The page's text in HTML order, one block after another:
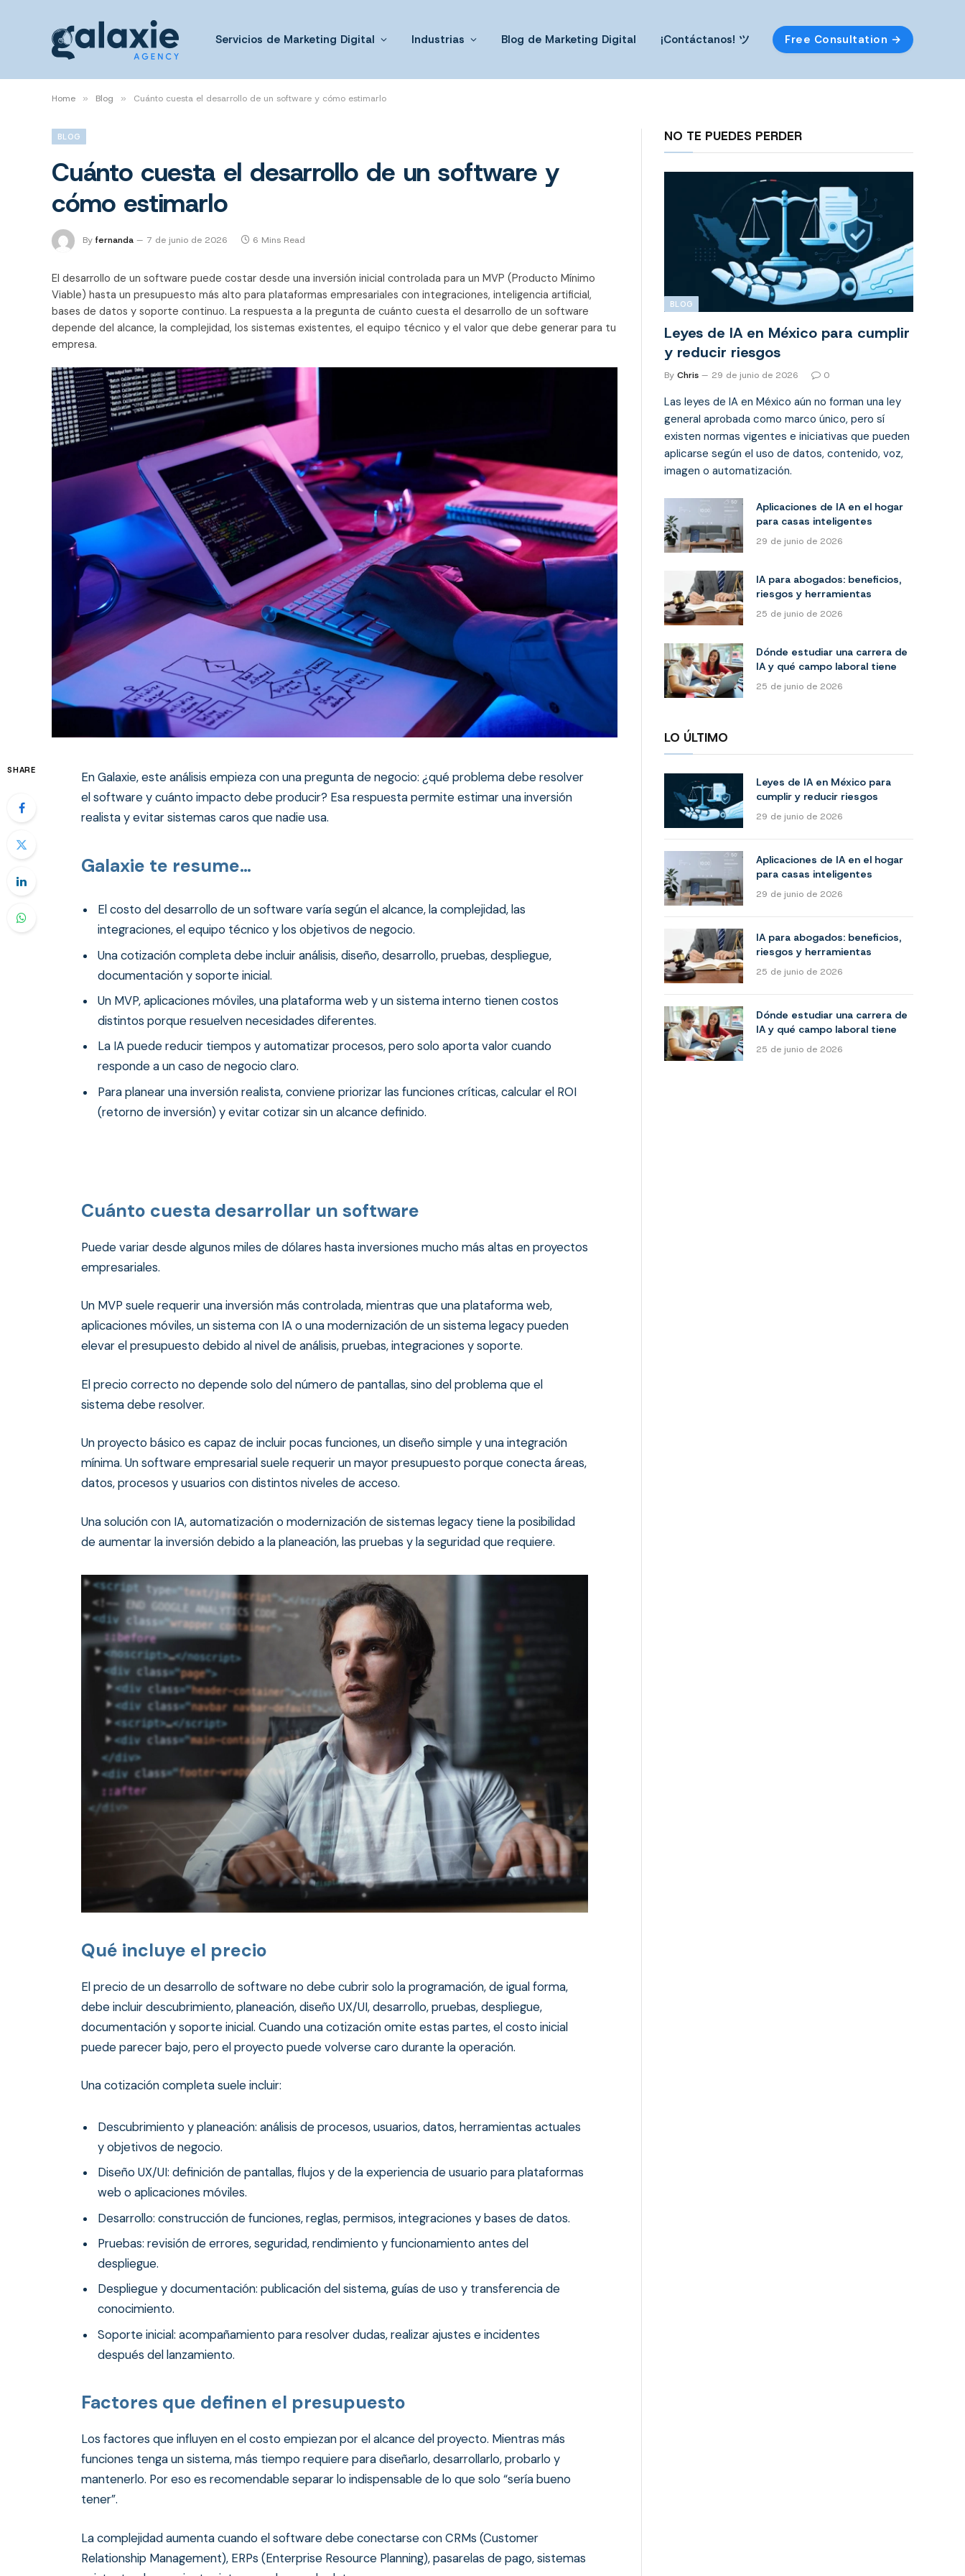
Servicios de Marketing Digital Industrias Blog de Marketing Digital ¡Contáctanos! ツ Free Consultation →
Home » Blog » Cuánto cuesta el desarrollo de un software y cómo estimarlo
BLOG
Cuánto cuesta el desarrollo de un software y
cómo estimarlo
By fernanda 7 de junio de 2026 6 Mins Read
El desarrollo de un software puede costar desde una inversión inicial controlada para un MVP (Producto Mínimo
Viable) hasta un presupuesto más alto para plataformas empresariales con integraciones, inteligencia artificial,
bases de datos y soporte continuo. La respuesta a la pregunta de cuánto cuesta el desarrollo de un software
depende del alcance, la complejidad, los sistemas existentes, el equipo técnico y el valor que debe generar para tu
empresa.
SHARE
En Galaxie, este análisis empieza con una pregunta de negocio: ¿qué problema debe resolver
el software y cuánto impacto debe producir? Esa respuesta permite estimar una inversión
realista y evitar sistemas caros que nadie usa.
Galaxie te resume…
El costo del desarrollo de un software varía según el alcance, la complejidad, las
integraciones, el equipo técnico y los objetivos de negocio.
Una cotización completa debe incluir análisis, diseño, desarrollo, pruebas, despliegue,
documentación y soporte inicial.
Un MVP, aplicaciones móviles, una plataforma web y un sistema interno tienen costos
distintos porque resuelven necesidades diferentes.
La IA puede reducir tiempos y automatizar procesos, pero solo aporta valor cuando
responde a un caso de negocio claro.
Para planear una inversión realista, conviene priorizar las funciones críticas, calcular el ROI
(retorno de inversión) y evitar cotizar sin un alcance definido.
Cuánto cuesta desarrollar un software
Puede variar desde algunos miles de dólares hasta inversiones mucho más altas en proyectos
empresariales.
Un MVP suele requerir una inversión más controlada, mientras que una plataforma web,
aplicaciones móviles, un sistema con IA o una modernización de un sistema legacy pueden
elevar el presupuesto debido al nivel de análisis, pruebas, integraciones y soporte.
El precio correcto no depende solo del número de pantallas, sino del problema que el
sistema debe resolver.
Un proyecto básico es capaz de incluir pocas funciones, un diseño simple y una integración
mínima. Un software empresarial suele requerir un mayor presupuesto porque conecta áreas,
datos, procesos y usuarios con distintos niveles de acceso.
Una solución con IA, automatización o modernización de sistemas legacy tiene la posibilidad
de aumentarla inversión debido a la planeación, las pruebas y la seguridad que requiere.
Qué incluye el precio
El precio de un desarrollo de software no debe cubrir solo la programación, de igual forma,
debe incluir descubrimiento, planeación, diseño UX/UI, desarrollo, pruebas, despliegue,
documentación y soporte inicial. Cuando una cotización omite estas partes, el costo inicial
puede parecer bajo, pero el proyecto puede volverse caro durante la operación.
Una cotización completa suele incluir:
Descubrimiento y planeación: análisis de procesos, usuarios, datos, herramientas actuales
y objetivos de negocio.
Diseño UX/UI: definición de pantallas, flujos y de la experiencia de usuario para plataformas
web o aplicaciones móviles.
Desarrollo: construcción de funciones, reglas, permisos, integraciones y bases de datos.
Pruebas: revisión de errores, seguridad, rendimiento y funcionamiento antes del
despliegue.
Despliegue y documentación: publicación del sistema, guías de uso y transferencia de
conocimiento.
Soporte inicial: acompañamiento para resolver dudas, realizar ajustes e incidentes
después del lanzamiento.
Factores que definen el presupuesto
Los factores que influyen en el costo empiezan por el alcance del proyecto. Mientras más
funciones tenga un sistema, más tiempo requiere para diseñarlo, desarrollarlo, probarlo y
mantenerlo. Por eso es recomendable separar lo indispensable de lo que solo “sería bueno
tener”.
La complejidad aumenta cuando el software debe conectarse con CRMs (Customer
Relationship Management), ERPs (Enterprise Resource Planning), pasarelas de pago, sistemas
NO TE PUEDES PERDER
BLOG
Leyes de IA en México para cumplir
y reducir riesgos
By Chris 29 de junio de 2026 0
Las leyes de IA en México aún no forman una ley
general aprobada como marco único, pero sí
existen normas vigentes e iniciativas que pueden
aplicarse según el uso de datos, contenido, voz,
imagen o automatización.
Aplicaciones de IA en el hogar
para casas inteligentes
29 de junio de 2026
IA para abogados: beneficios,
riesgos y herramientas
25 de junio de 2026
Dónde estudiar una carrera de
IA y qué campo laboral tiene
25 de junio de 2026
LO ÚLTIMO
Leyes de IA en México para
cumplir y reducir riesgos
29 de junio de 2026
Aplicaciones de IA en el hogar
para casas inteligentes
29 de junio de 2026
IA para abogados: beneficios,
riesgos y herramientas
25 de junio de 2026
Dónde estudiar una carrera de
IA y qué campo laboral tiene
25 de junio de 2026